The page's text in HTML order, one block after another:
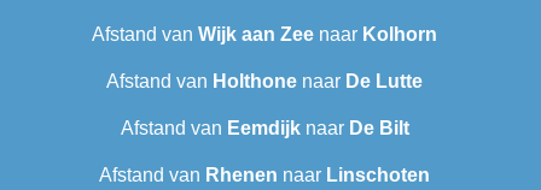
Afstand van Wijk aan Zee naar Kolhorn
Afstand van Holthone naar De Lutte
Afstand van Eemdijknaar De Bilt
Afstand van Rhenen naar Linschoten